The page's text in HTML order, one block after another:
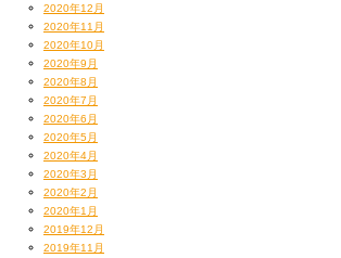
2020年12月
2020年11月
2020年10月
2020年9月
2020年8月
2020年7月
2020年6月
2020年5月
2020年4月
2020年3月
2020年2月
2020年1月
2019年12月
2019年11月